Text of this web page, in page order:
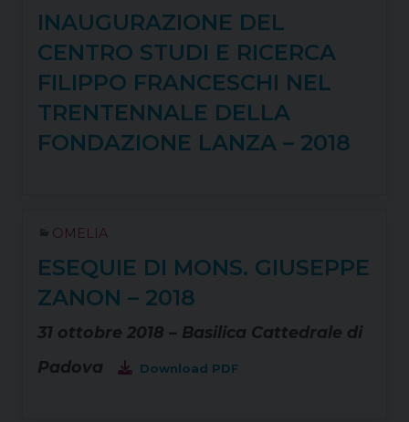
INAUGURAZIONE DEL
CENTRO STUDI E RICERCA
FILIPPO FRANCESCHI NEL
TRENTENNALE DELLA
FONDAZIONE LANZA – 2018
OMELIA
ESEQUIE DI MONS. GIUSEPPE
ZANON – 2018
31 ottobre 2018 – Basilica Cattedrale di
Padova
Download PDF